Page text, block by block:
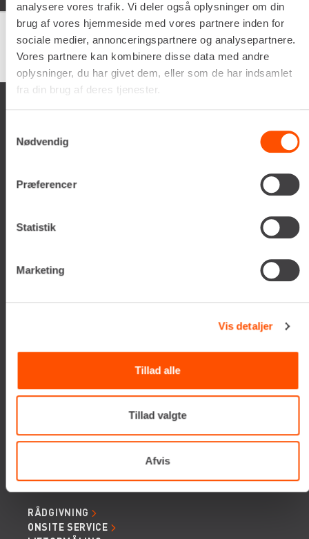
analysere vores trafik. Vi deler også oplysninger om din
brug af vores hjemmeside med vores partnere inden for
sociale medier, annonceringspartnere og analysepartnere.
Vores partnere kan kombinere disse data med andre
oplysninger, du har givet dem, eller som de har indsamlet
fra din brug af deres tjenester.
Nødvendig
Præferencer
Statistik
Marketing
Vis detaljer
Tillad alle
Tillad valgte
Afvis
Google samlet bedømmelse er
af 5,
på basis af150 anmeldelser
Valseholmen 14
Tlf. +45 70206242
KONTAKT OS
Få de seneste nyheder, invitationer, tips og tricks m.m.
RÅDGIVNING
ONSITE SERVICE